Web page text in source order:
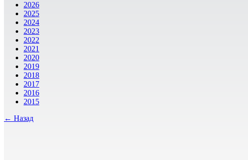
2026
2025
2024
2023
2022
2021
2020
2019
2018
2017
2016
2015
← Назад